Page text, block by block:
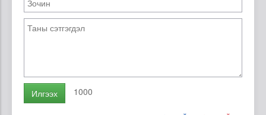
Илгээх 1000